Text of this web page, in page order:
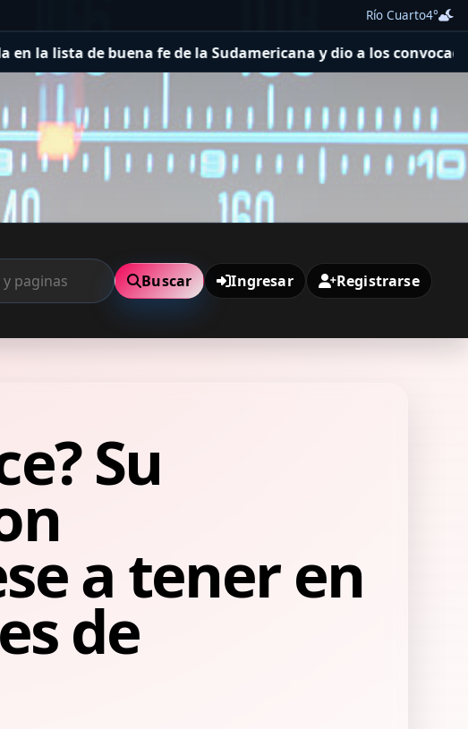
Río Cuarto4°
Sudamericana y dio a los convocados ante Tigre con uno de
Buscar Ingresar Registrarse
Su
a tener en
de